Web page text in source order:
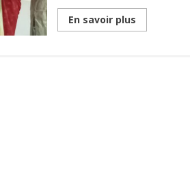
En savoir plusRead
more